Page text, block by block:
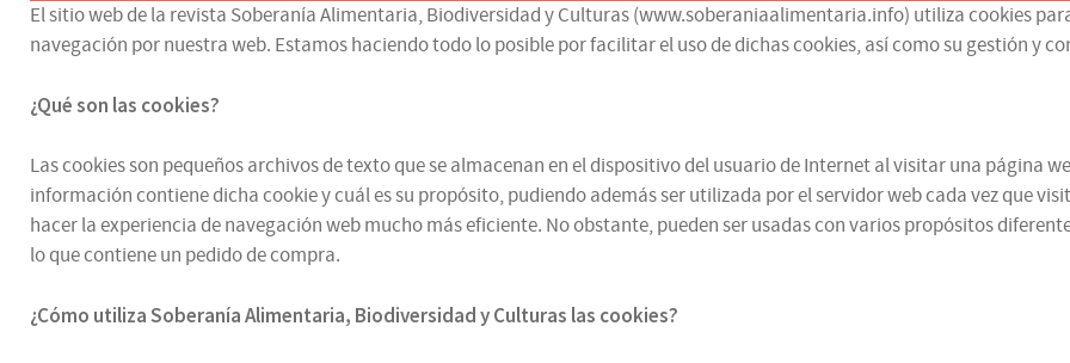
El sitio web de la revista Soberanía Alimentaria, Biodiversidad y Culturas (www.soberaniaalimentaria.info) utiliza cookies
navegación por nuestra web. Estamos haciendo todo lo posible por facilitar el uso de dichas cookies, así como su gestión y
¿Qué son las cookies?
Las cookies son pequeños archivos de texto que se almacenan en el dispositivo del usuario de Internet al visitar una página
información contiene dicha cookie y cuál es su propósito, pudiendo además ser utilizada por el servidor web cada vez que
hacer la experiencia de navegación web mucho más eficiente. No obstante, pueden ser usadas con varios propósitos
lo que contiene un pedido de compra.
¿Cómo utilizaSoberanía Alimentaria, Biodiversidad y Culturas las cookies?